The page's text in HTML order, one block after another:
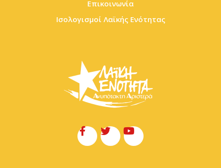
Επικοινωνία
Ισολογισμοί Λαϊκής Ενότητας